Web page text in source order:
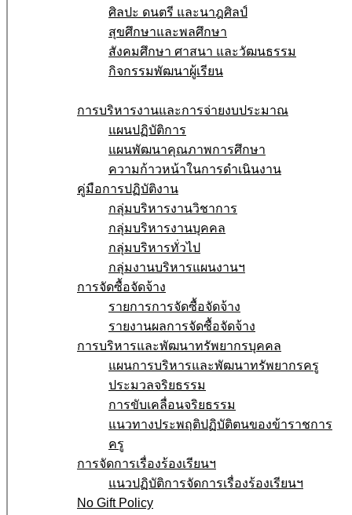
ศิลปะ ดนตรี และนาฎศิลป์
สุขศึกษาและพลศึกษา
สังคมศึกษา ศาสนา และวัฒนธรรม
กิจกรรมพัฒนาผู้เรียน
การบริหารงานและการจ่ายงบประมาณ
แผนปฏิบัติการ
แผนพัฒนาคุณภาพการศึกษา
ความก้าวหน้าในการดำเนินงาน
คู่มือการปฏิบัติงาน
กลุ่มบริหารงานวิชาการ
กลุ่มบริหารงานบุคคล
กลุ่มบริหารทั่วไป
กลุ่มงานบริหารแผนงานฯ
การจัดซื้อจัดจ้าง
รายการการจัดซื้อจัดจ้าง
รายงานผลการจัดซื้อจัดจ้าง
การบริหารและพัฒนาทรัพยากรบุคคล
แผนการบริหารและพัฒนาทรัพยากรครู
ประมวลจริยธรรม
การขับเคลื่อนจริยธรรม
แนวทางประพฤติปฏิบัติตนของข้าราชการ
ครู
การจัดการเรื่องร้องเรียนฯ
แนวปฏิบัติการจัดการเรื่องร้องเรียนฯ
No Gift Policy